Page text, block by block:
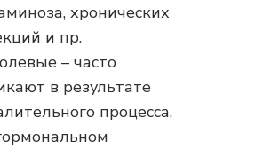
хронических
и пр.
– часто
в результате
процесса,